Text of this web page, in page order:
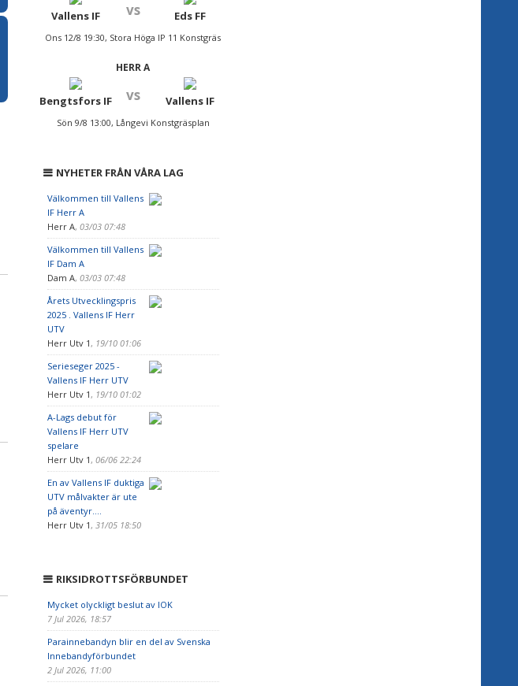
Vallens IF vs Eds FF
Ons 12/8 19:30, Stora Höga IP 11 Konstgräs
HERR A
Bengtsfors IF vs Vallens IF
Sön 9/8 13:00, Långevi Konstgräsplan
NYHETER FRÅN VÅRA LAG
Välkommen till Vallens
IF Herr A
Herr A, 03/03 07:48
Välkommen till Vallens
IF Dam A
Dam A, 03/03 07:48
Årets Utvecklingspris
2025 . Vallens IF Herr
UTV
Herr Utv 1, 19/10 01:06
Serieseger 2025 -
Vallens IF Herr UTV
Herr Utv 1, 19/10 01:02
A-Lags debut för
Vallens IF Herr UTV
spelare
Herr Utv 1, 06/06 22:24
En av Vallens IF duktiga
UTV målvakter är ute
på äventyr....
Herr Utv 1, 31/05 18:50
RIKSIDROTTSFÖRBUNDET
Mycket olyckligt beslut av IOK
7 Jul 2026, 18:57
Parainnebandyn blir en del av Svenska
Innebandyförbundet
2 Jul 2026, 11:00